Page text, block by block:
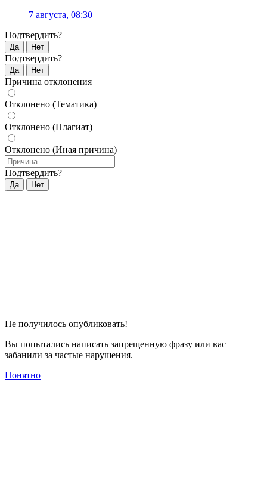
7 августа, 08:30
Подтвердить?
Да Нет
Подтвердить?
Да Нет
Причина отклонения
Отклонено (Тематика)
Отклонено (Плагиат)
Отклонено (Иная причина)
Подтвердить?
Да Нет
Не получилось опубликовать!
Вы попытались написать запрещенную фразу или вас
забанили за частые нарушения.
Понятно